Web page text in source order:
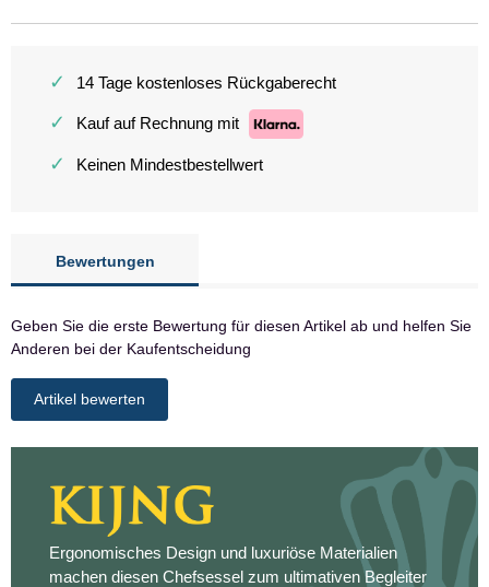
✓ 14 Tage kostenloses Rückgaberecht
✓ Kauf auf Rechnung mit
✓ Keinen Mindestbestellwert
Bewertungen
Geben Sie die erste Bewertung für diesen Artikel ab und helfen Sie
Anderen bei der Kaufentscheidung
Artikel bewerten
Ergonomisches Design und luxuriöse Materialien
machen diesen Chefsessel zum ultimativen Begleiter